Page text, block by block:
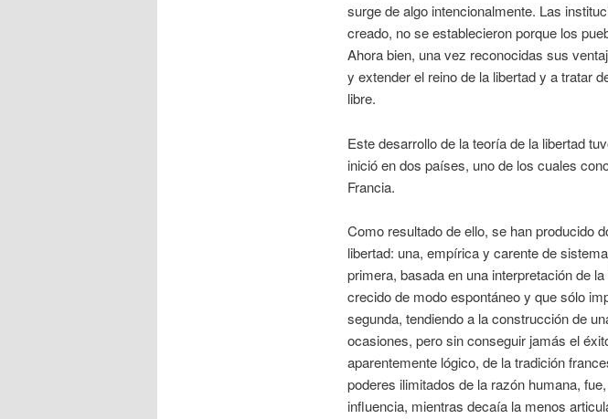
surge de algo intencionalmente. Las
creado, no se establecieron porque los
Ahora bien, una vez reconocidas sus
y extender el reino de la libertad y a tratar
libre.
Este desarrollo de la teoría de la libertad
inició en dos países, uno de los cuales
Francia.
Como resultado de ello, se han producido
libertad: una, empírica y carente de
primera, basada en una interpretación de
crecido de modo espontáneo y que sólo
segunda, tendiendo a la construcción de
ocasiones, pero sin conseguir jamás el
aparentemente lógico, de la tradición
poderes ilimitados de la razón humana,
influencia, mientras decaía la menos